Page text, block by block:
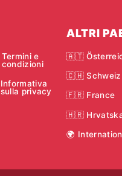
Termini e
condizioni
Informativa
sulla privacy
ALTRI
🇦🇹
🇨🇭 Schweiz
🇫🇷 France
🇭🇷
🌍